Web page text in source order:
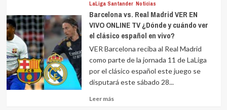
LaLiga Santander Noticias
Barcelona vs. Real Madrid VER EN
VIVO ONLINE TV ¿Dónde y cuándo ver
el clásico español en vivo?
VER Barcelona reciba al Real Madrid
como parte de la jornada 11 de LaLiga
por el clásico español este juego se
disputará este sábado 28...
Leer másLeer